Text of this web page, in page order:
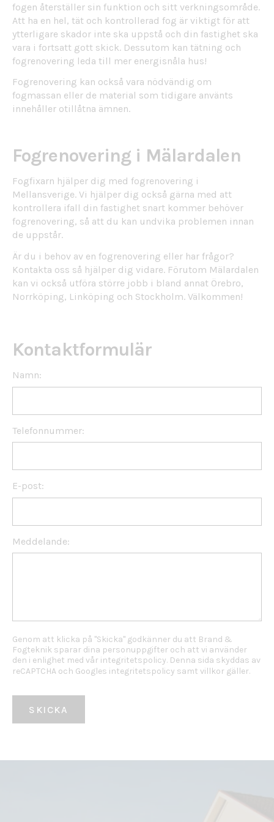
fogen återställer sin funktion och sitt verkningsområde.
Att ha en hel, tät och kontrollerad fog är viktigt för att
ytterligare skador inte ska uppstå och din fastighet ska
vara i fortsatt gott skick. Dessutom kan tätning och
fogrenovering leda till mer energisnåla hus!
Fogrenovering kan också vara nödvändig om
fogmassan eller de material som tidigare använts
innehåller otillåtna ämnen.
Fogrenovering i Mälardalen
Fogfixarn hjälper dig med fogrenovering i
Mellansverige. Vi hjälper dig också gärna med att
kontrollera ifall din fastighet snart kommer behöver
fogrenovering, så att du kan undvika problemen innan
de uppstår.
Är du i behov av en fogrenovering eller har frågor?
Kontakta oss så hjälper dig vidare. Förutom Mälardalen
kan vi också utföra större jobb i bland annat Örebro,
Norrköping, Linköping och Stockholm. Välkommen!
Kontaktformulär
Namn:
Telefonnummer:
E-post:
Meddelande:
Genom att klicka på "Skicka" godkänner du att Brand &
Fogteknik sparar dina personuppgifter och att vi använder
den i enlighet med vår integritetspolicy. Denna sida skyddas av
reCAPTCHA och Googles integritetspolicy samt villkor gäller.